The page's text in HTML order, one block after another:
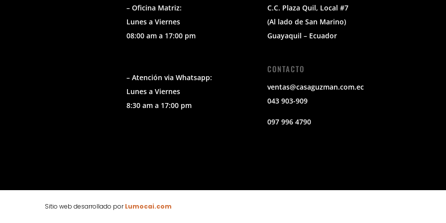
– Oficina Matriz:
Lunes a Viernes
08:00 am a 17:00 pm
– Atención via Whatsapp:
Lunes a Viernes
8:30 am a 17:00 pm
C.C. Plaza Quil, Local #7
(Al lado de San Marino)
Guayaquil – Ecuador
CONTACTO
ventas@casaguzman.com.ec
043 903-909
097 996 4790
Sitio web desarrollado por Lumocai.com